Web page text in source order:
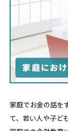
家庭でお金の話を
て、若い人や子ど